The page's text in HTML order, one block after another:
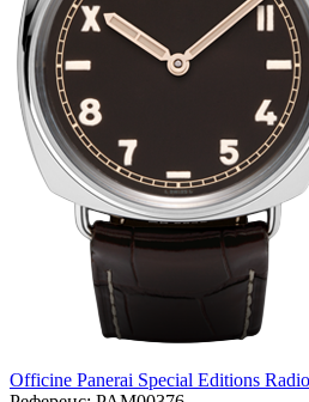
Officine Panerai Special Editions